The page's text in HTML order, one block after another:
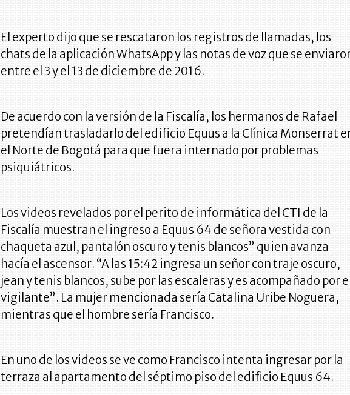
El experto dijo que se rescataron los registros de llamadas, los
chats de la aplicación WhatsApp y las notas de voz que se
entre el 3 y el 13 de diciembre de 2016.
De acuerdo con la versión de la Fiscalía, los hermanos de Rafael
pretendían trasladarlo del edificio Equus a la Clínica Monserrat
el Norte de Bogotá para que fuera internado por problemas
psiquiátricos.
Los videos revelados por el perito de informática del CTI de la
Fiscalía muestran el ingreso a Equus 64 de señora vestida con
chaqueta azul, pantalón oscuro y tenis blancos” quien avanza
hacía el ascensor. “A las 15:42 ingresa un señor con traje oscuro,
jean y tenis blancos, sube por las escaleras y es acompañado por
vigilante”. La mujer mencionada sería Catalina Uribe Noguera,
mientras que el hombre sería Francisco.
En uno de los videos se ve como Francisco intenta ingresar por la
terraza al apartamento del séptimo piso del edificio Equus 64.